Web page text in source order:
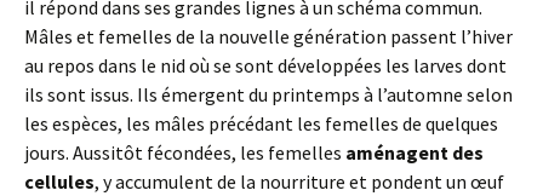
il répond dans ses grandes lignes à un schéma commun.
Mâles et femelles de la nouvelle génération passent l’hiver
au repos dans le nid où se sont développées les larves dont
ils sont issus. Ils émergent du printemps à l’automne selon
les espèces, les mâles précédant les femelles de quelques
jours. Aussitôt fécondées, les femelles aménagent des
cellules, y accumulent de la nourriture et pondent un œuf